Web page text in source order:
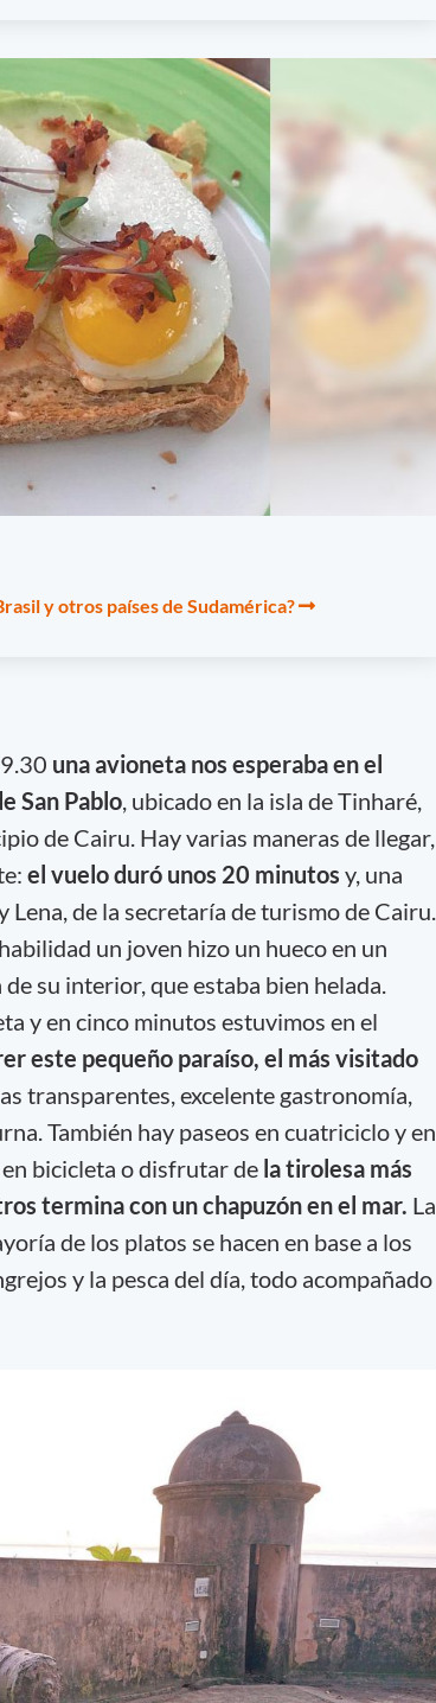
y otros países de Sudamérica?
una avioneta nos esperaba en el
San Pablo, ubicado en la isla de Tinharé,
de Cairu. Hay varias maneras de llegar,
el vuelo duró unos 20 minutos y, una
de la secretaría de turismo de Cairu.
un joven hizo un hueco en un
su interior, que estaba bien helada.
y en cinco minutos estuvimos en el
este pequeño paraíso, el más visitado
transparentes, excelente gastronomía,
También hay paseos en cuatriciclo y en
bicicleta o disfrutar dela tirolesa más
termina con un chapuzón en el mar. La
de los platos se hacen en base a los
y la pesca del día, todo acompañado